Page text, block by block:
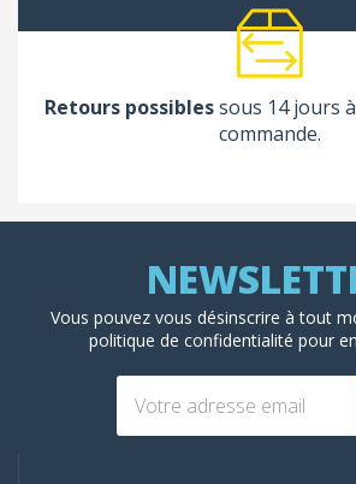
Retours possiblessous 14 jours
commande.
Vous pouvez vous désinscrire à tout
politique de confidentialité pour